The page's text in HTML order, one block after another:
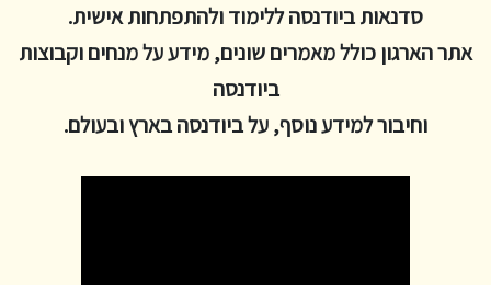
סדנאות ביודנסה ללימוד ולהתפתחות אישית.
אתר הארגון כולל מאמרים שונים, מידע על מנחים וקבוצות
ביודנסה
וחיבור למידע נוסף, על ביודנסה בארץ ובעולם.